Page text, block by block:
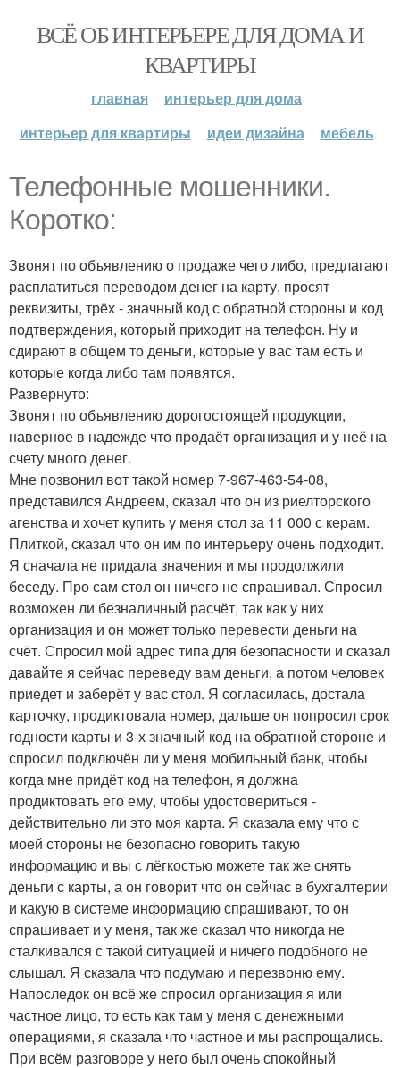
ВСЁ ОБ ИНТЕРЬЕРЕ ДЛЯ ДОМА И
КВАРТИРЫ
главная
интерьер для дома
интерьер для квартиры
идеи дизайна мебель
Телефонные мошенники.
Коротко:
Звонят по объявлению о продаже чего либо, предлагают
расплатиться переводом денег на карту, просят
реквизиты, трёх - значный код с обратной стороны и код
подтверждения, который приходит на телефон. Ну и
сдирают в общем то деньги, которые у вас там есть и
которые когда либо там появятся.
Развернуто:
Звонят по объявлению дорогостоящей продукции,
наверное в надежде что продаёт организация и у неё на
счету много денег.
Мне позвонил вот такой номер 7-967-463-54-08,
представился Андреем, сказал что он из риелторского
агенства и хочет купить у меня стол за 11 000 с керам.
Плиткой, сказал что он им по интерьеру очень подходит.
Я сначала не придала значения и мы продолжили
беседу. Про сам стол он ничего не спрашивал. Спросил
возможен ли безналичный расчёт, так как у них
организация и он может только перевести деньги на
счёт. Спросил мой адрес типа для безопасности и сказал
давайте я сейчас переведу вам деньги, а потом человек
приедет и заберёт у вас стол. Я согласилась, достала
карточку, продиктовала номер, дальше он попросил срок
годности карты и 3-х значный код на обратной стороне и
спросил подключён ли у меня мобильный банк, чтобы
когда мне придёт код на телефон, я должна
продиктовать его ему, чтобы удостовериться -
действительно ли это моя карта. Я сказала ему что с
моей стороны не безопасно говорить такую
информацию и вы с лёгкостью можете так же снять
деньги с карты, а он говорит что он сейчас в бухгалтерии
и какую в системе информацию спрашивают, то он
спрашивает и у меня, так же сказал что никогда не
сталкивался с такой ситуацией и ничего подобного не
слышал. Я сказала что подумаю и перезвоню ему.
Напоследок он всё же спросил организация я или
частное лицо, то есть как там у меня с денежными
операциями, я сказала что частное и мы распрощались.
При всём разговоре у него был очень спокойный